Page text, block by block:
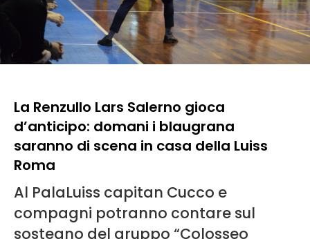
La Renzullo Lars Salerno gioca
d’anticipo: domani i blaugrana
saranno di scena in casa della Luiss
Roma
Al PalaLuiss capitan Cucco e
compagni potranno contare sul
sostegno del gruppo “Colosseo